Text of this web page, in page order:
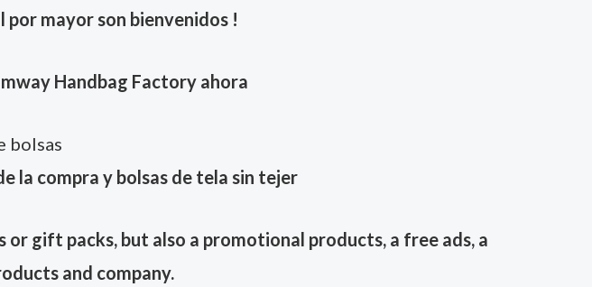
por mayor son bienvenidos !
Handbag Factory ahora
la compra y bolsas de tela sin tejer
or gift packs, but also a promotional products, a free ads, a
and company.